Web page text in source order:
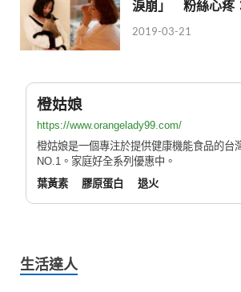
淚崩」 粉絲心疼
2019-03-21
橙姑娘
https://www.orangelady99.com/
橙姑娘是一個專注於提供健康機能食品的台
NO.1。家庭好全系列優惠中。
葉黃素
膠原蛋白 退火
生活達人